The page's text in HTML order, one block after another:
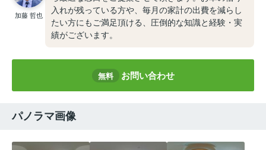
加藤 哲也
入れが残っている方や、毎月の家計の出費を減らし
たい方にもご満足頂ける、圧倒的な知識と経験・実
績がございます。
無料 お問い合わせ
パノラマ画像